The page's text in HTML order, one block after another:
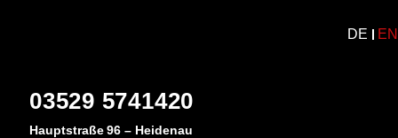
DE EN
03529 5741420
Hauptstraße 96 – Heidenau